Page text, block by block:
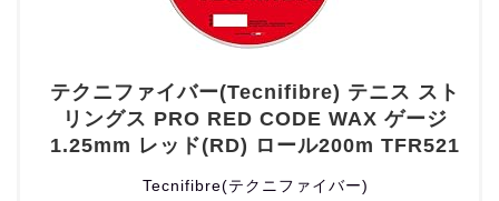
テクニファイバー(Tecnifibre) テニス スト
リングス PRO RED CODE WAX ゲージ
1.25mm レッド(RD) ロール200m TFR521
Tecnifibre(テクニファイバー)